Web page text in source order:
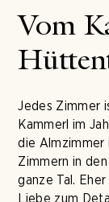
Vom
Jedes Zimmer
Kammerl im
die Almzimmer
Zimmern in
ganze Tal.
Liebe zum